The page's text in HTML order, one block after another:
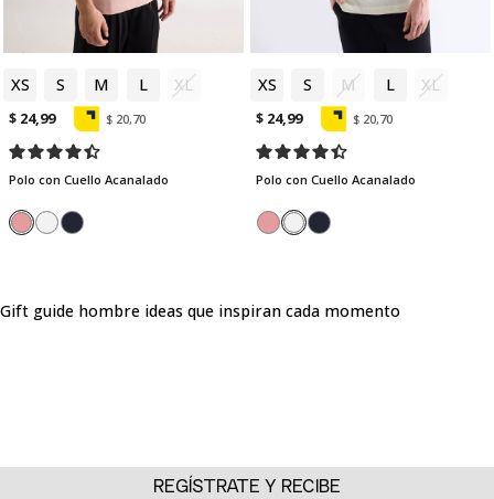
XS S M L XL
$ 24,99 $ 20,70
Polo con Cuello Acanalado
XS S M L XL
$ 24,99 $ 20,70
Polo con Cuello Acanalado
Gift guide hombre ideas que inspiran cada momento
La gift guide hombre está construida sobre cinco pilares
esenciales: camisas, pantalones, chaquetas, jeans y polos. Cada
REGÍSTRATE Y RECIBE